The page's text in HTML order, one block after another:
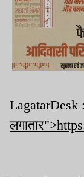
LagatarDesk